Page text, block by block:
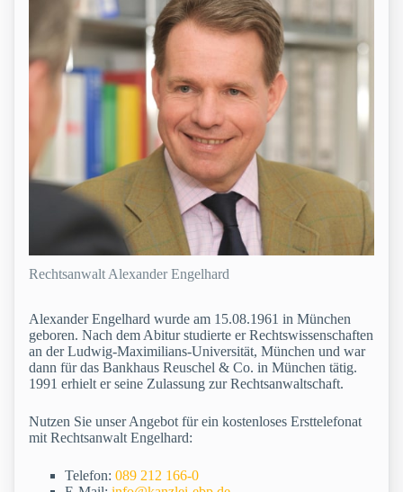
Rechtsanwalt Alexander Engelhard
Alexander Engelhard wurde am 15.08.1961 in München
geboren. Nach dem Abitur studierte er Rechtswissenschaften
an der Ludwig-Maximilians-Universität, München und war
dann für das Bankhaus Reuschel & Co. in München tätig.
1991 erhielt er seine Zulassung zur Rechtsanwaltschaft.
Nutzen Sie unser Angebot für ein kostenloses Ersttelefonat
mit Rechtsanwalt Engelhard:
Telefon: 089 212 166-0